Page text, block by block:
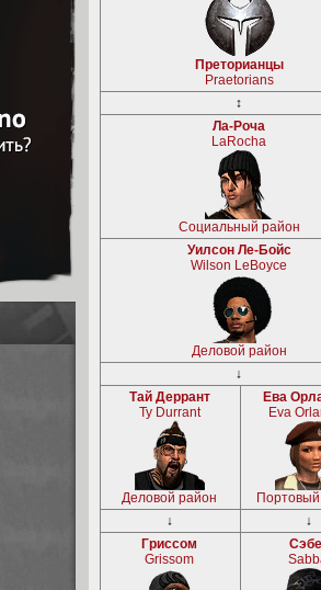
Преторианцы
Praetorians
↕
Ла-Роча
LaRocha
Социальный район
Уилсон Ле-Бойс
Wilson LeBoyce
Деловой район
↓
Тай Деррант
Ty Durrant
Деловой район
Ева
Eva
↓
↓
Гриссом
Grissom